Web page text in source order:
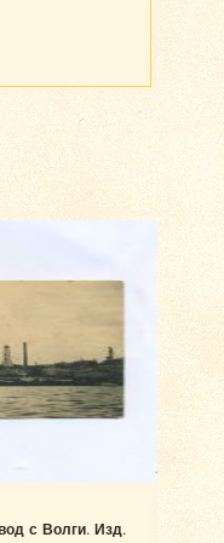
с Волги. Изд.